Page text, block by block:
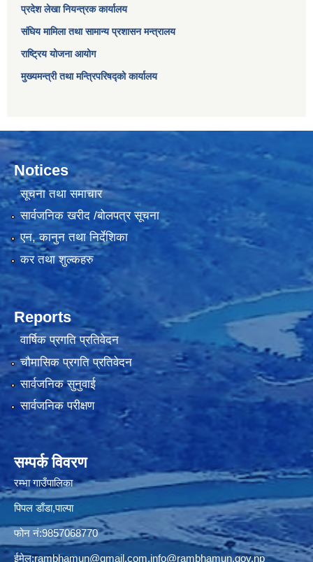
प्रदेश लेखा नियन्त्रक कार्यालय
संघिय मामिला तथा सामान्य प्रशासन मन्त्रालय
राष्ट्रिय योजना आयोग
मुख्यमन्त्री तथा मन्त्रिपरिषद्को कार्यालय
Notices
सूचना तथा समाचार
सार्वजनिक खरीद /बोलपत्र सूचना
एन, कानुन तथा निर्देशिका
कर तथा शुल्कहरु
Reports
वार्षिक प्रगति प्रतिवेदन
चौमासिक प्रगति प्रतिवेदन
सार्वजनिक सुनुवाई
सार्वजनिक परीक्षण
सम्पर्क विवरण
रम्भा गाउँपालिका
पिपल डाँडा,पाल्पा
फोन नं:9857068770
ईमेल:rambhamun@gmail.com,info@rambhamun.gov.np